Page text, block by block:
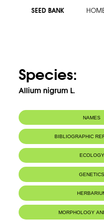
SEED BANK
Species:
Allium nigrum L.
NAMES
Common name: Black garlic -
Arabic name: ثوم أسود
BIBLIOGRAPHIC
ECOLOGY
Champs
MORPHOLOGY